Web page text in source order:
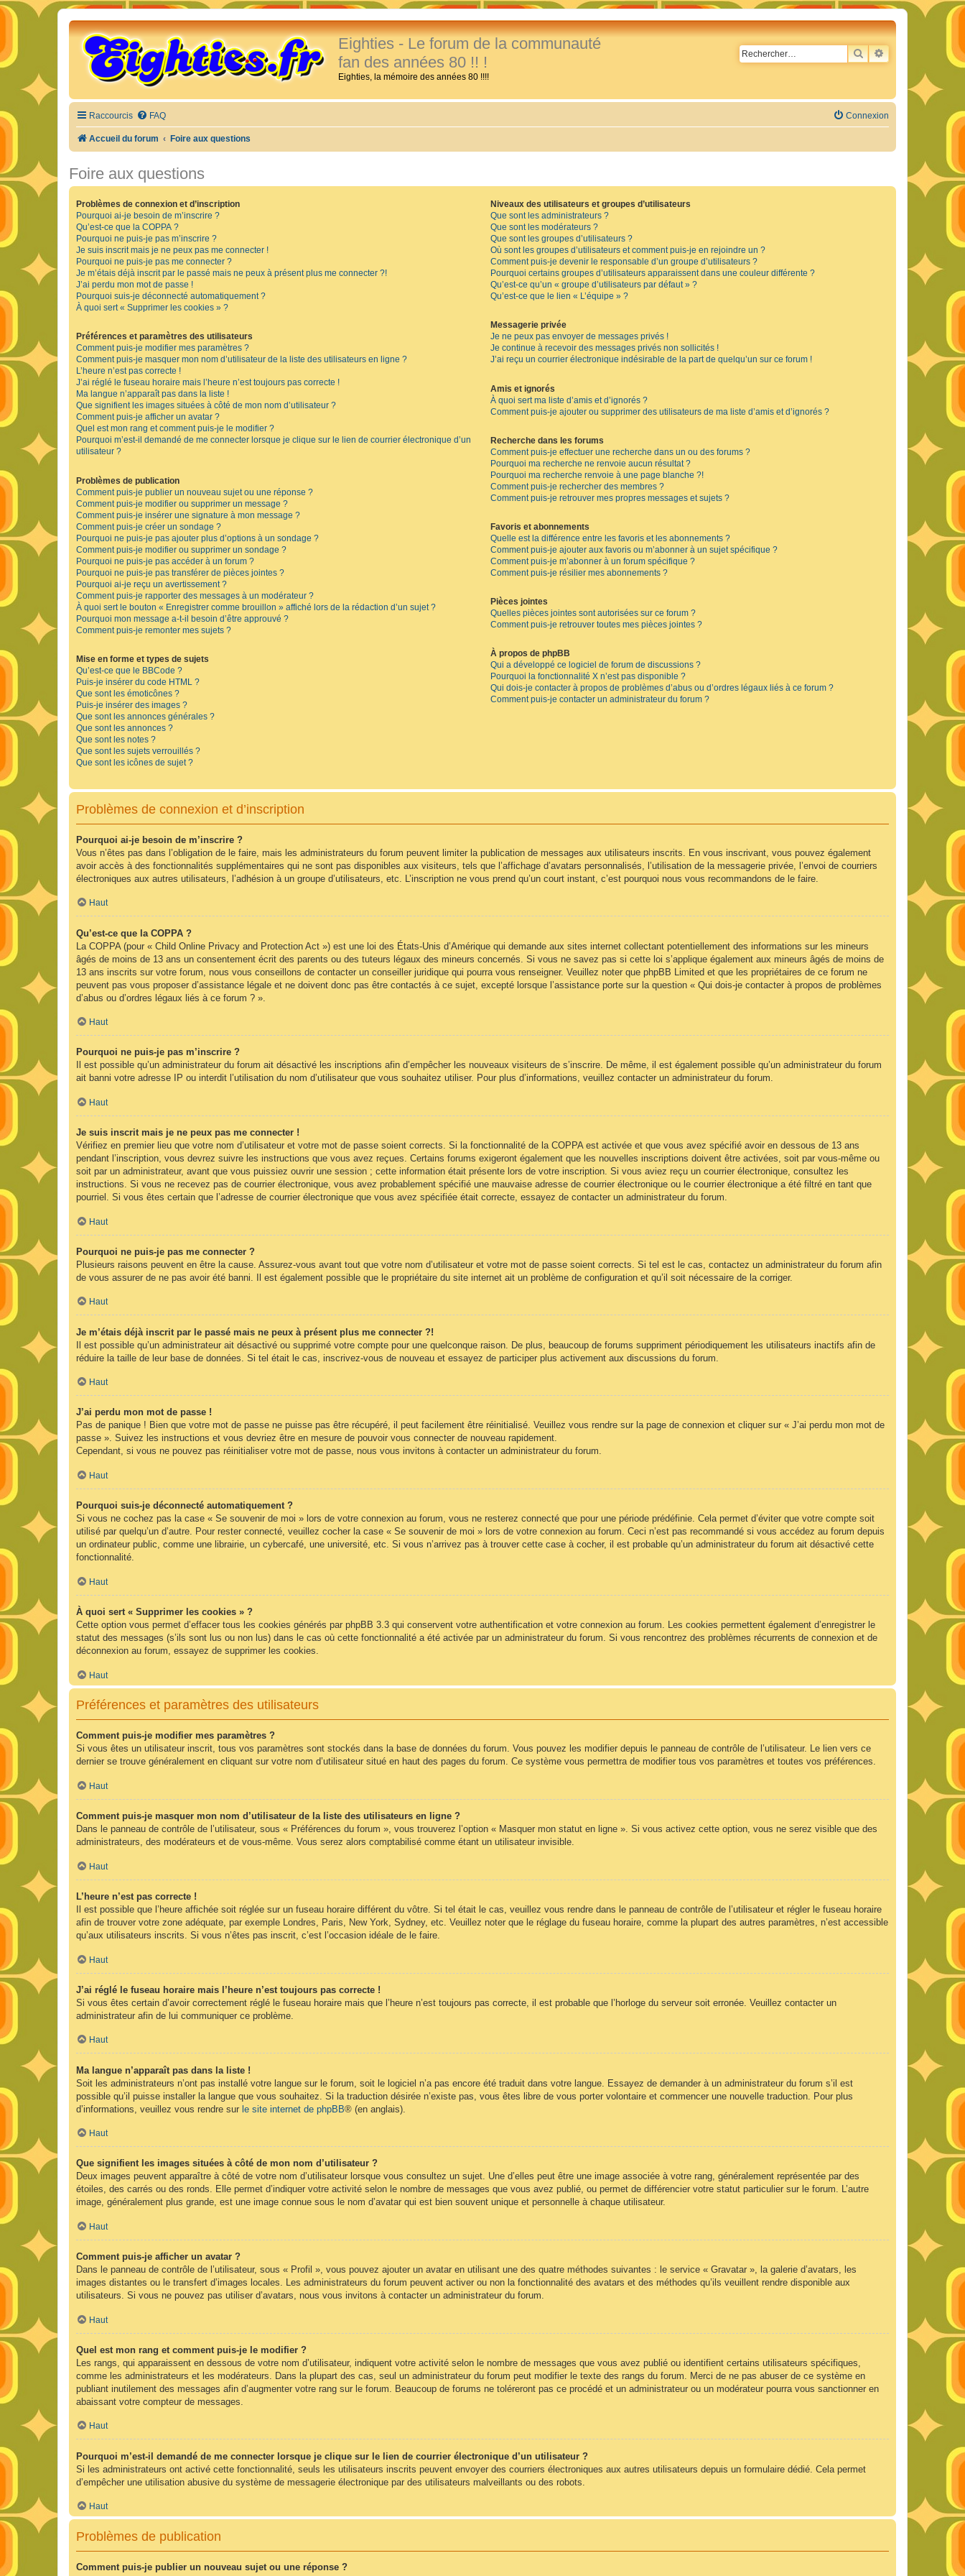
Eighties - Le forum de la communauté
fan des années 80 !! !
Eighties, la mémoire des années 80 !!!!
RECHERCHER
RECHERCHE
Raccourcis FAQ Connexion
Accueil du forum Foire aux questions
Foire aux questions
Problèmes de connexion et d’inscription
Pourquoi ai-je besoin de m’inscrire ?
Qu’est-ce que la COPPA ?
Pourquoi ne puis-je pas m’inscrire ?
Je suis inscrit mais je ne peux pas me connecter !
Pourquoi ne puis-je pas me connecter ?
Je m’étais déjà inscrit par le passé mais ne peux à présent plus me connecter ?!
J’ai perdu mon mot de passe !
Pourquoi suis-je déconnecté automatiquement ?
À quoi sert « Supprimer les cookies » ?
Préférences et paramètres des utilisateurs
Comment puis-je modifier mes paramètres ?
Comment puis-je masquer mon nom d’utilisateur de la liste des utilisateurs en ligne ?
L’heure n’est pas correcte !
J’ai réglé le fuseau horaire mais l’heure n’est toujours pas correcte !
Ma langue n’apparaît pas dans la liste !
Que signifient les images situées à côté de mon nom d’utilisateur ?
Comment puis-je afficher un avatar ?
Quel est mon rang et comment puis-je le modifier ?
Pourquoi m’est-il demandé de me connecter lorsque je clique sur le lien de courrier électronique d’un
utilisateur ?
Problèmes de publication
Comment puis-je publier un nouveau sujet ou une réponse ?
Comment puis-je modifier ou supprimer un message ?
Comment puis-je insérer une signature à mon message ?
Comment puis-je créer un sondage ?
Pourquoi ne puis-je pas ajouter plus d’options à un sondage ?
Comment puis-je modifier ou supprimer un sondage ?
Pourquoi ne puis-je pas accéder à un forum ?
Pourquoi ne puis-je pas transférer de pièces jointes ?
Pourquoi ai-je reçu un avertissement ?
Comment puis-je rapporter des messages à un modérateur ?
À quoi sert le bouton « Enregistrer comme brouillon » affiché lors de la rédaction d’un sujet ?
Pourquoi mon message a-t-il besoin d’être approuvé ?
Comment puis-je remonter mes sujets ?
Mise en forme et types de sujets
Qu’est-ce que le BBCode ?
Puis-je insérer du code HTML ?
Que sont les émoticônes ?
Puis-je insérer des images ?
Que sont les annonces générales ?
Que sont les annonces ?
Que sont les notes ?
Que sont les sujets verrouillés ?
Que sont les icônes de sujet ?
Niveaux des utilisateurs et groupes d’utilisateurs
Que sont les administrateurs ?
Que sont les modérateurs ?
Que sont les groupes d’utilisateurs ?
Où sont les groupes d’utilisateurs et comment puis-je en rejoindre un ?
Comment puis-je devenir le responsable d’un groupe d’utilisateurs ?
Pourquoi certains groupes d’utilisateurs apparaissent dans une couleur différente ?
Qu’est-ce qu’un « groupe d’utilisateurs par défaut » ?
Qu’est-ce que le lien « L’équipe » ?
Messagerie privée
Je ne peux pas envoyer de messages privés !
Je continue à recevoir des messages privés non sollicités !
J’ai reçu un courrier électronique indésirable de la part de quelqu’un sur ce forum !
Amis et ignorés
À quoi sert ma liste d’amis et d’ignorés ?
Comment puis-je ajouter ou supprimer des utilisateurs de ma liste d’amis et d’ignorés ?
Recherche dans les forums
Comment puis-je effectuer une recherche dans un ou des forums ?
Pourquoi ma recherche ne renvoie aucun résultat ?
Pourquoi ma recherche renvoie à une page blanche ?!
Comment puis-je rechercher des membres ?
Comment puis-je retrouver mes propres messages et sujets ?
Favoris et abonnements
Quelle est la différence entre les favoris et les abonnements ?
Comment puis-je ajouter aux favoris ou m’abonner à un sujet spécifique ?
Comment puis-je m’abonner à un forum spécifique ?
Comment puis-je résilier mes abonnements ?
Pièces jointes
Quelles pièces jointes sont autorisées sur ce forum ?
Comment puis-je retrouver toutes mes pièces jointes ?
À propos de phpBB
Qui a développé ce logiciel de forum de discussions ?
Pourquoi la fonctionnalité X n’est pas disponible ?
Qui dois-je contacter à propos de problèmes d’abus ou d’ordres légaux liés à ce forum ?
Comment puis-je contacter un administrateur du forum ?
Problèmes de connexion et d’inscription
Pourquoi ai-je besoin de m’inscrire ?
Vous n’êtes pas dans l’obligation de le faire, mais les administrateurs du forum peuvent limiter la publication de messages aux utilisateurs inscrits. En vous inscrivant, vous pouvez également
avoir accès à des fonctionnalités supplémentaires qui ne sont pas disponibles aux visiteurs, tels que l’affichage d’avatars personnalisés, l’utilisation de la messagerie privée, l’envoi de courriers
électroniques aux autres utilisateurs, l’adhésion à un groupe d’utilisateurs, etc. L’inscription ne vous prend qu’un court instant, c’est pourquoi nous vous recommandons de le faire.
Haut
Qu’est-ce que la COPPA ?
La COPPA (pour « Child Online Privacy and Protection Act ») est une loi des États-Unis d’Amérique qui demande aux sites internet collectant potentiellement des informations sur les mineurs
âgés de moins de 13 ans un consentement écrit des parents ou des tuteurs légaux des mineurs concernés. Si vous ne savez pas si cette loi s’applique également aux mineurs âgés de moins de
13 ans inscrits sur votre forum, nous vous conseillons de contacter un conseiller juridique qui pourra vous renseigner. Veuillez noter que phpBB Limited et que les propriétaires de ce forum ne
peuvent pas vous proposer d’assistance légale et ne doivent donc pas être contactés à ce sujet, excepté lorsque l’assistance porte sur la question « Qui dois-je contacter à propos de problèmes
d’abus ou d’ordres légaux liés à ce forum ? ».
Haut
Pourquoi ne puis-je pas m’inscrire ?
Il est possible qu’un administrateur du forum ait désactivé les inscriptions afin d’empêcher les nouveaux visiteurs de s’inscrire. De même, il est également possible qu’un administrateur du forum
ait banni votre adresse IP ou interdit l’utilisation du nom d’utilisateur que vous souhaitez utiliser. Pour plus d’informations, veuillez contacter un administrateur du forum.
Haut
Je suis inscrit mais je ne peux pas me connecter !
Vérifiez en premier lieu que votre nom d’utilisateur et votre mot de passe soient corrects. Si la fonctionnalité de la COPPA est activée et que vous avez spécifié avoir en dessous de 13 ans
pendant l’inscription, vous devrez suivre les instructions que vous avez reçues. Certains forums exigeront également que les nouvelles inscriptions doivent être activées, soit par vous-même ou
soit par un administrateur, avant que vous puissiez ouvrir une session ; cette information était présente lors de votre inscription. Si vous aviez reçu un courrier électronique, consultez les
instructions. Si vous ne recevez pas de courrier électronique, vous avez probablement spécifié une mauvaise adresse de courrier électronique ou le courrier électronique a été filtré en tant que
pourriel. Si vous êtes certain que l’adresse de courrier électronique que vous avez spécifiée était correcte, essayez de contacter un administrateur du forum.
Haut
Pourquoi ne puis-je pas me connecter ?
Plusieurs raisons peuvent en être la cause. Assurez-vous avant tout que votre nom d’utilisateur et votre mot de passe soient corrects. Si tel est le cas, contactez un administrateur du forum afin
de vous assurer de ne pas avoir été banni. Il est également possible que le propriétaire du site internet ait un problème de configuration et qu’il soit nécessaire de la corriger.
Haut
Je m’étais déjà inscrit par le passé mais ne peux à présent plus me connecter ?!
Il est possible qu’un administrateur ait désactivé ou supprimé votre compte pour une quelconque raison. De plus, beaucoup de forums suppriment périodiquement les utilisateurs inactifs afin de
réduire la taille de leur base de données. Si tel était le cas, inscrivez-vous de nouveau et essayez de participer plus activement aux discussions du forum.
Haut
J’ai perdu mon mot de passe !
Pas de panique ! Bien que votre mot de passe ne puisse pas être récupéré, il peut facilement être réinitialisé. Veuillez vous rendre sur la page de connexion et cliquer sur « J’ai perdu mon mot de
passe ». Suivez les instructions et vous devriez être en mesure de pouvoir vous connecter de nouveau rapidement.
Cependant, si vous ne pouvez pas réinitialiser votre mot de passe, nous vous invitons à contacter un administrateur du forum.
Haut
Pourquoi suis-je déconnecté automatiquement ?
Si vous ne cochez pas la case « Se souvenir de moi » lors de votre connexion au forum, vous ne resterez connecté que pour une période prédéfinie. Cela permet d’éviter que votre compte soit
utilisé par quelqu’un d’autre. Pour rester connecté, veuillez cocher la case « Se souvenir de moi » lors de votre connexion au forum. Ceci n’est pas recommandé si vous accédez au forum depuis
un ordinateur public, comme une librairie, un cybercafé, une université, etc. Si vous n’arrivez pas à trouver cette case à cocher, il est probable qu’un administrateur du forum ait désactivé cette
fonctionnalité.
Haut
À quoi sert « Supprimer les cookies » ?
Cette option vous permet d’effacer tous les cookies générés par phpBB 3.3 qui conservent votre authentification et votre connexion au forum. Les cookies permettent également d’enregistrer le
statut des messages (s’ils sont lus ou non lus) dans le cas où cette fonctionnalité a été activée par un administrateur du forum. Si vous rencontrez des problèmes récurrents de connexion et de
déconnexion au forum, essayez de supprimer les cookies.
Haut
Préférences et paramètres des utilisateurs
Comment puis-je modifier mes paramètres ?
Si vous êtes un utilisateur inscrit, tous vos paramètres sont stockés dans la base de données du forum. Vous pouvez les modifier depuis le panneau de contrôle de l’utilisateur. Le lien vers ce
dernier se trouve généralement en cliquant sur votre nom d’utilisateur situé en haut des pages du forum. Ce système vous permettra de modifier tous vos paramètres et toutes vos préférences.
Haut
Comment puis-je masquer mon nom d’utilisateur de la liste des utilisateurs en ligne ?
Dans le panneau de contrôle de l’utilisateur, sous « Préférences du forum », vous trouverez l’option « Masquer mon statut en ligne ». Si vous activez cette option, vous ne serez visible que des
administrateurs, des modérateurs et de vous-même. Vous serez alors comptabilisé comme étant un utilisateur invisible.
Haut
L’heure n’est pas correcte !
Il est possible que l’heure affichée soit réglée sur un fuseau horaire différent du vôtre. Si tel était le cas, veuillez vous rendre dans le panneau de contrôle de l’utilisateur et régler le fuseau horaire
afin de trouver votre zone adéquate, par exemple Londres, Paris, New York, Sydney, etc. Veuillez noter que le réglage du fuseau horaire, comme la plupart des autres paramètres, n’est accessible
qu’aux utilisateurs inscrits. Si vous n’êtes pas inscrit, c’est l’occasion idéale de le faire.
Haut
J’ai réglé le fuseau horaire mais l’heure n’est toujours pas correcte !
Si vous êtes certain d’avoir correctement réglé le fuseau horaire mais que l’heure n’est toujours pas correcte, il est probable que l’horloge du serveur soit erronée. Veuillez contacter un
administrateur afin de lui communiquer ce problème.
Haut
Ma langue n’apparaît pas dans la liste !
Soit les administrateurs n’ont pas installé votre langue sur le forum, soit le logiciel n’a pas encore été traduit dans votre langue. Essayez de demander à un administrateur du forum s’il est
possible qu’il puisse installer la langue que vous souhaitez. Si la traduction désirée n’existe pas, vous êtes libre de vous porter volontaire et commencer une nouvelle traduction. Pour plus
d’informations, veuillez vous rendre sur le site internet de phpBB® (en anglais).
Haut
Que signifient les images situées à côté de mon nom d’utilisateur ?
Deux images peuvent apparaître à côté de votre nom d’utilisateur lorsque vous consultez un sujet. Une d’elles peut être une image associée à votre rang, généralement représentée par des
étoiles, des carrés ou des ronds. Elle permet d’indiquer votre activité selon le nombre de messages que vous avez publié, ou permet de différencier votre statut particulier sur le forum. L’autre
image, généralement plus grande, est une image connue sous le nom d’avatar qui est bien souvent unique et personnelle à chaque utilisateur.
Haut
Comment puis-je afficher un avatar ?
Dans le panneau de contrôle de l’utilisateur, sous « Profil », vous pouvez ajouter un avatar en utilisant une des quatre méthodes suivantes : le service « Gravatar », la galerie d’avatars, les
images distantes ou le transfert d’images locales. Les administrateurs du forum peuvent activer ou non la fonctionnalité des avatars et des méthodes qu’ils veuillent rendre disponible aux
utilisateurs. Si vous ne pouvez pas utiliser d’avatars, nous vous invitons à contacter un administrateur du forum.
Haut
Quel est mon rang et comment puis-je le modifier ?
Les rangs, qui apparaissent en dessous de votre nom d’utilisateur, indiquent votre activité selon le nombre de messages que vous avez publié ou identifient certains utilisateurs spécifiques,
comme les administrateurs et les modérateurs. Dans la plupart des cas, seul un administrateur du forum peut modifier le texte des rangs du forum. Merci de ne pas abuser de ce système en
publiant inutilement des messages afin d’augmenter votre rang sur le forum. Beaucoup de forums ne toléreront pas ce procédé et un administrateur ou un modérateur pourra vous sanctionner en
abaissant votre compteur de messages.
Haut
Pourquoi m’est-il demandé de me connecter lorsque je clique sur le lien de courrier électronique d’un utilisateur ?
Si les administrateurs ont activé cette fonctionnalité, seuls les utilisateurs inscrits peuvent envoyer des courriers électroniques aux autres utilisateurs depuis un formulaire dédié. Cela permet
d’empêcher une utilisation abusive du système de messagerie électronique par des utilisateurs malveillants ou des robots.
Haut
Problèmes de publication
Comment puis-je publier un nouveau sujet ou une réponse ?